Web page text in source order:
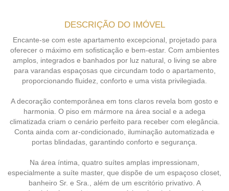
DESCRIÇÃO DO IMÓVEL
Encante-se com este apartamento excepcional, projetado para
oferecer o máximo em sofisticação e bem-estar. Com ambientes
amplos, integrados e banhados por luz natural, o living se abre
para varandas espaçosas que circundam todo o apartamento,
proporcionando fluidez, conforto e uma vista privilegiada.
A decoração contemporânea em tons claros revela bom gosto e
harmonia. O piso em mármore na área social e a adega
climatizada criam o cenário perfeito para receber com elegância.
Conta ainda com ar-condicionado, iluminação automatizada e
portas blindadas, garantindo conforto e segurança.
Na área íntima, quatro suítes amplas impressionam,
especialmente a suíte master, que dispõe de um espaçoso closet,
banheiro Sr. e Sra., além de um escritório privativo. A